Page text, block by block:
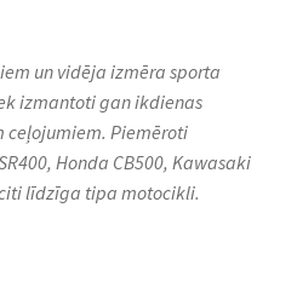
un vidēja izmēra sporta
izmantoti gan ikdienas
Piemēroti
Honda CB500, Kawasaki
citi līdzīga tipa motocikli.​